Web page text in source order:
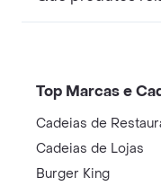
Top Marcas e
Cadeias de
Cadeias de Lojas
Burger King